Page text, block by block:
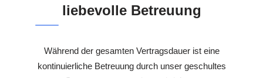
liebevolle Betreuung
Während der gesamten Vertragsdauer ist eine
kontinuierliche Betreuung durch unser geschultes